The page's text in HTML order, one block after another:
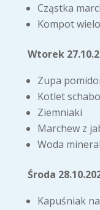
Cząstka
Kompot
Wtorek
Zupa
Kotlet
Ziemniaki
Marchew z
Woda
Środa
Kapuśniak